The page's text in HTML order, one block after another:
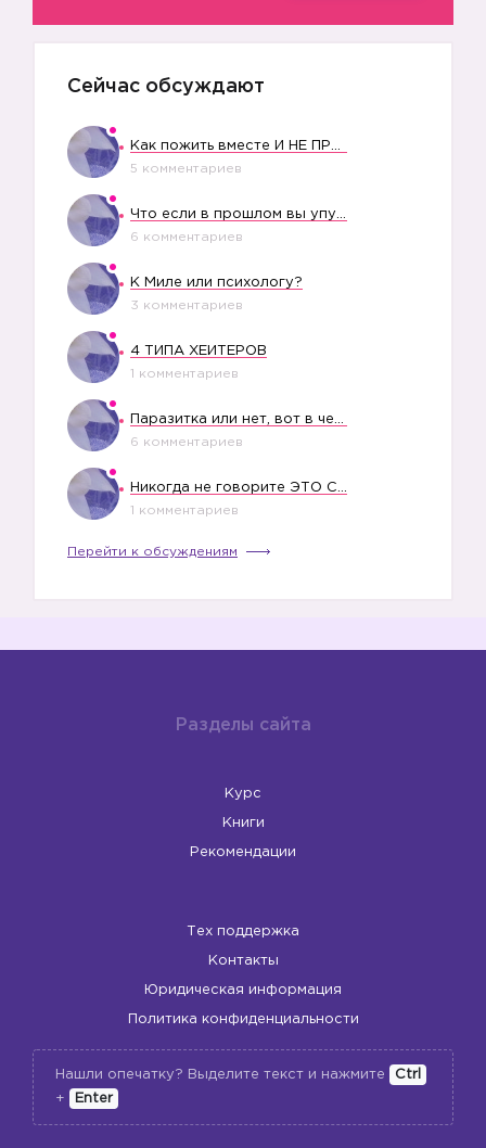
Сейчас обсуждают
5 комментариев
6 комментариев
К Миле или психологу?
3 комментариев
4 ТИПА ХЕЙТЕРОВ
1 комментариев
6 комментариев
1 комментариев
Перейти к обсуждениям
Разделы сайта
Курс
Книги
Рекомендации
Тех поддержка
Контакты
Юридическая информация
Политика конфиденциальности
Нашли опечатку? Выделите текст и нажмите
Ctrl
+
Enter